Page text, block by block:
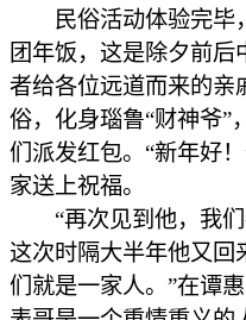
民俗活动体验完毕
团年饭，这是除夕前
者给各位远道而来的亲
俗，化身瑙鲁“财神爷”
们派发红包。“新年好
家送上祝福。
“再次见到他，我们
这次时隔大半年他又回
们就是一家人。”在谭